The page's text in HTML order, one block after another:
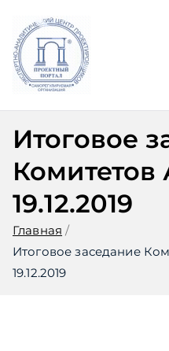
содержимому
портал»
Итоговое
19.12.2019
Главная
Итоговое заседание
19.12.2019